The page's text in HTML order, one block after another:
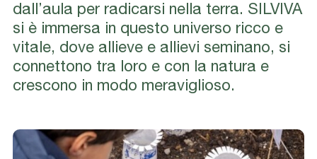
dall’aula per radicarsi nella terra. SILVIVA
si è immersa in questo universo ricco e
vitale, dove allieve e allievi seminano, si
connettono tra loro e con la natura e
crescono in modo meraviglioso.